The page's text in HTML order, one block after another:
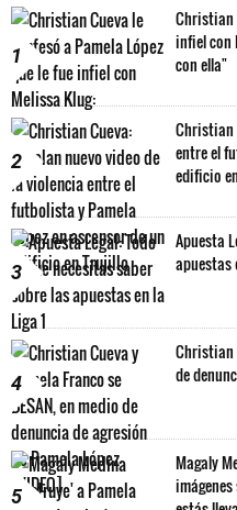
1
Christian
infiel con
con ella"
2
Christian
entre el
edificio
3
Apuesta
apuestas
4
Christian
de
5
Magaly